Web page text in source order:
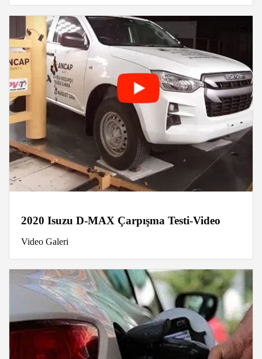
2020 Isuzu D-MAX Çarpışma Testi-Video
Video Galeri